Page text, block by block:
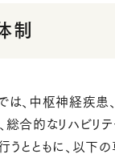
制
は、中枢神経疾患
総合的なリハビリ
うとともに、以下